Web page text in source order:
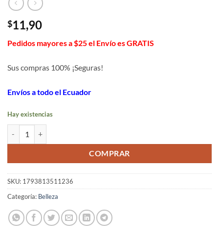
$11,90
Pedidos mayores a $25 el Envío es GRATIS
Sus compras 100% ¡Seguras!
Envíos a todo el Ecuador
Hay existencias
COMPRAR
SKU: 1793813511236
Categoría: Belleza